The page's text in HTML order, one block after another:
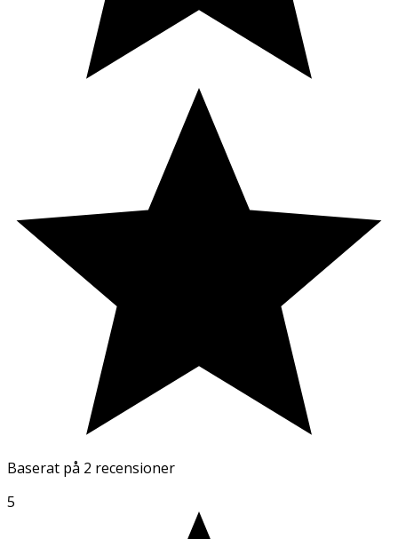
Baserat på 2 recensioner
5